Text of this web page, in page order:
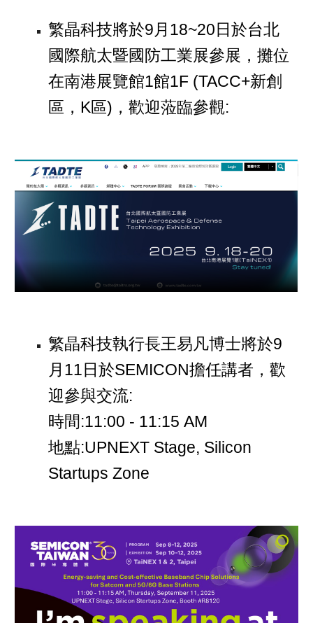
繁晶科技將於9月18~20日於台北
國際航太暨國防工業展參展，攤位
在南港展覽館1館1F (TACC+新創
區，K區)，歡迎蒞臨參觀:
繁晶科技執行長王易凡博士將於9
月11日於SEMICON擔任講者，歡
迎參與交流:
時間:11:00 - 11:15 AM
地點:UPNEXT Stage, Silicon
Startups Zone